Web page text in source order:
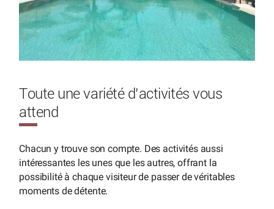
Toute une variété d’activités vous
attend
Chacun y trouve son compte. Des activités aussi
intéressantes les unes que les autres, offrant la
possibilité à chaque visiteur de passer de véritables
moments de détente.